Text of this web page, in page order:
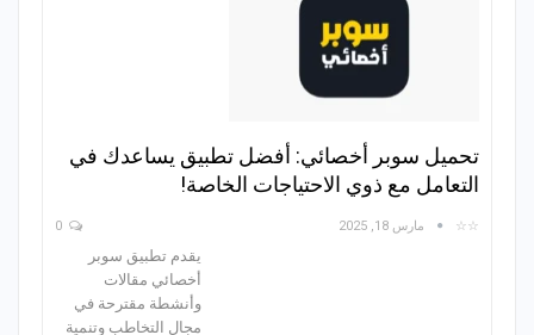
تحميل سوبر أخصائي: أفضل تطبيق يساعدك في
التعامل مع ذوي الاحتياجات الخاصة!
☆☆ مارس 18, 2025
يقدم تطبيق سوبر
أخصائي مقالات
وأنشطة مقترحة في
مجال التخاطب وتنمية